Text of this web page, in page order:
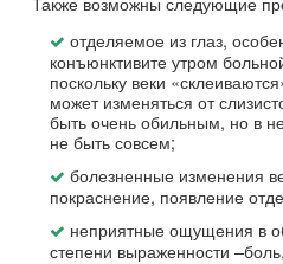
отделяемое из глаз,
конъюнктивите утром
поскольку веки
может изменяться от
быть очень обильным, но в
не быть совсем;
болезненные изменения
покраснение, появление
неприятные ощущения в
степени выраженности